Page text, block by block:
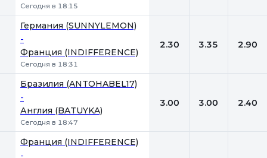
Сегодня в 18:15
Германия (SUNNYLEMON)
-
Франция (INDIFFERENCE)
Сегодня в 18:31
2.30 3.35 2.90
Бразилия (ANTOHABEL17)
-
Англия (BATUYKA)
Сегодня в 18:47
3.00 3.00 2.40
Франция (INDIFFERENCE)
-